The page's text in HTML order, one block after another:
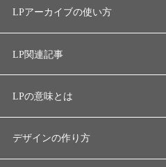
LPアーカイブの使い方
LP関連記事
LPの意味とは
デザインの作り方